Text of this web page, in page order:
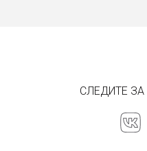
СЛЕДИТЕ